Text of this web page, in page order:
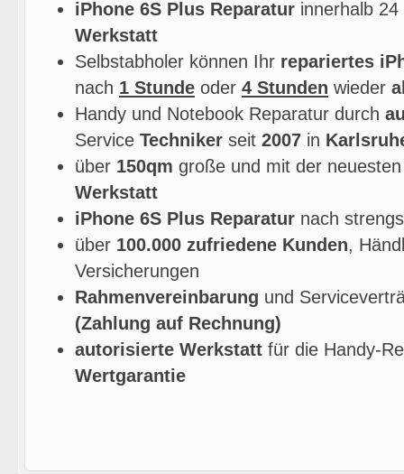
iPhone 6S Plus Reparatur innerhalb
Werkstatt
Selbstabholer können Ihr repariertes
nach 1 Stunde oder 4 Stunden wieder
Handy und Notebook Reparatur durch
Service Techniker seit 2007 in
über 150qm große und mit der
Werkstatt
iPhone 6S Plus Reparatur nach
über 100.000 zufriedene Kunden,
Versicherungen
Rahmenvereinbarung und
(Zahlung auf Rechnung)
autorisierte Werkstatt für die Handy-
Wertgarantie